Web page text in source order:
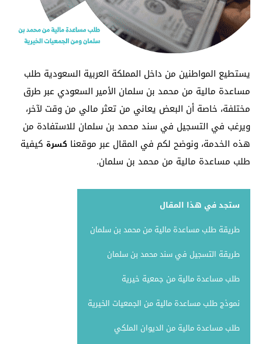
يستطيع المواطنين من داخل المملكة العربية السعودية طلب
مساعدة مالية من محمد بن سلمان الأمير السعودي عبر طرق
مختلفة، خاصة أن البعض يعاني من تعثر مالي من وقت لآخر،
ويرغب في التسجيل في سند محمد بن سلمان للاستفادة من
هذه الخدمة، ونوضح لكم في المقال عبر موقعنا كسرة كيفية
طلب مساعدة مالية من محمد بن سلمان.
ستجد في هذا المقال
طريقة طلب مساعدة مالية من محمد بن سلمان
طريقة التسجيل في سند محمد بن سلمان
طلب مساعدة مالية من جمعية خيرية
نموذج طلب مساعدة مالية من الجمعيات الخيرية
طلب مساعدة مالية من الديوان الملكي